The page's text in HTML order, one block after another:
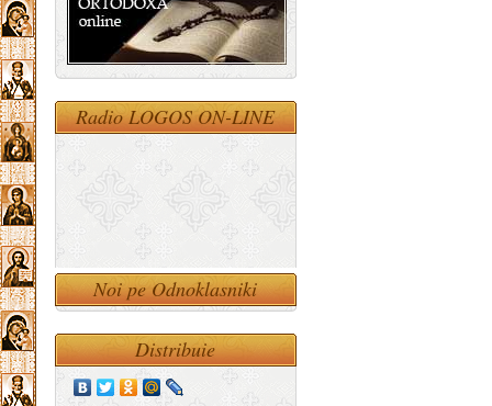
Radio LOGOS ON-LINE
Noi pe Odnoklasniki
Distribuie